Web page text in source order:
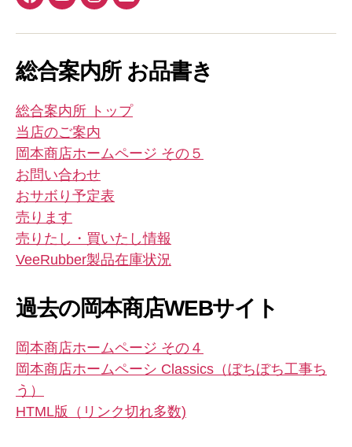
FacebookYouTubeInstagram
メ
総合案内所 お品書き
総合案内所 トップ
当店のご案内
岡本商店ホームページ その５
お問い合わせ
おサボり予定表
売ります
売りたし・買いたし情報
VeeRubber製品在庫状況
過去の岡本商店WEBサイト
岡本商店ホームページ その４
岡本商店ホームペーシ Classics（ぼちぼち工事ち
う）
HTML版（リンク切れ多数)